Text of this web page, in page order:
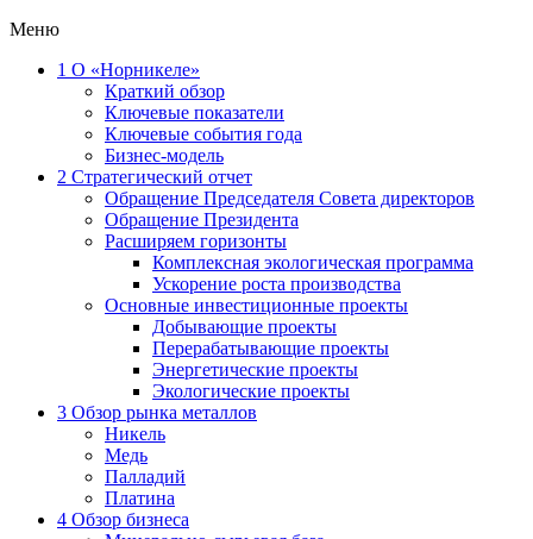
Меню
1 О «Норникеле»
Краткий обзор
Ключевые показатели
Ключевые события года
Бизнес-модель
2 Стратегический отчет
Обращение Председателя Совета директоров
Обращение Президента
Расширяем горизонты
Комплексная экологическая программа
Ускорение роста производства
Основные инвестиционные проекты
Добывающие проекты
Перерабатывающие проекты
Энергетические проекты
Экологические проекты
3 Обзор рынка металлов
Никель
Медь
Палладий
Платина
4 Обзор бизнеса